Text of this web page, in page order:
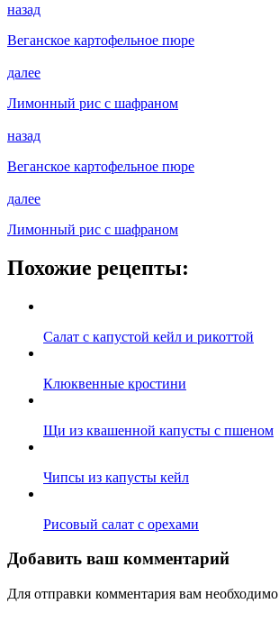
назад
Веганское картофельное пюре
далее
Лимонный рис с шафраном
назад
Веганское картофельное пюре
далее
Лимонный рис с шафраном
Похожие рецепты:
Салат с капустой кейл и рикоттой
Клюквенные кростини
Щи из квашенной капусты с пшеном
Чипсы из капусты кейл
Рисовый салат с орехами
Добавить ваш комментарий
Для отправки комментария вам необходимо